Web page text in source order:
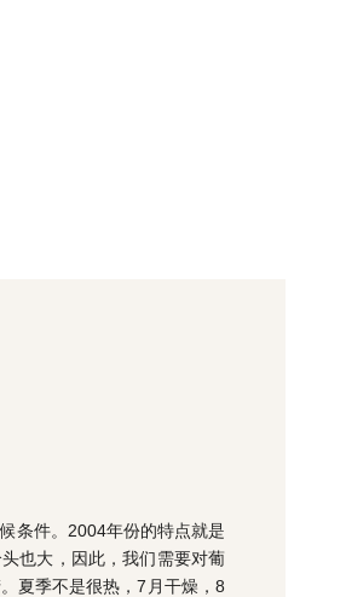
条件。2004年份的特点就是
也大，因此，我们需要对葡
夏季不是很热，7月干燥，8